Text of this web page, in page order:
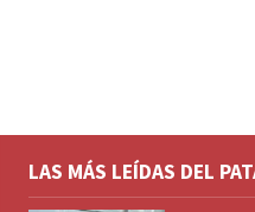
LAS MÁS LEÍDAS DEL